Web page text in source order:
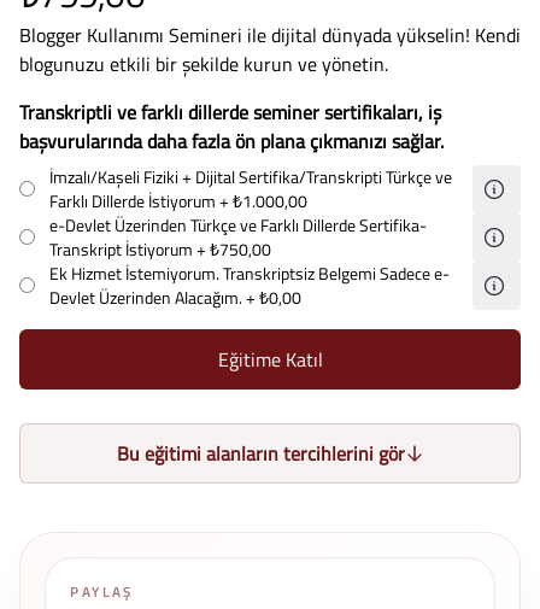
Blogger Kullanımı Semineri ile dijital dünyada yükselin! Kendi
blogunuzu etkili bir şekilde kurun ve yönetin.
Transkriptli ve farklı dillerde seminer sertifikaları, iş
başvurularında daha fazla ön plana çıkmanızı sağlar.
İmzalı/Kaşeli Fiziki + Dijital Sertifika/Transkripti Türkçe ve
Farklı Dillerde İstiyorum+ ₺1.000,00
e-Devlet Üzerinden Türkçe ve Farklı Dillerde Sertifika-
Transkript İstiyorum+ ₺750,00
Ek Hizmet İstemiyorum. Transkriptsiz Belgemi Sadece e-
Devlet Üzerinden Alacağım.+ ₺0,00
Eğitime Katıl
Bu eğitimi alanların tercihlerini gör
PAYLAŞ